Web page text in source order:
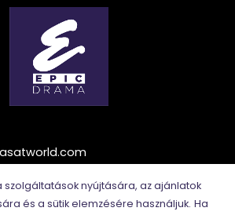
szolgáltatások nyújtására, az ajánlatok
és a sütik elemzésére használjuk. Ha